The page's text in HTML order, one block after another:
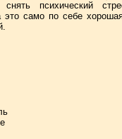
психический
само по себе